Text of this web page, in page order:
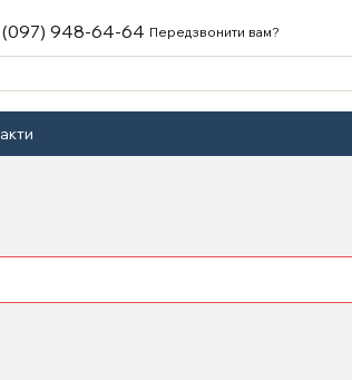
(097) 948-64-64 Передзвонити вам?